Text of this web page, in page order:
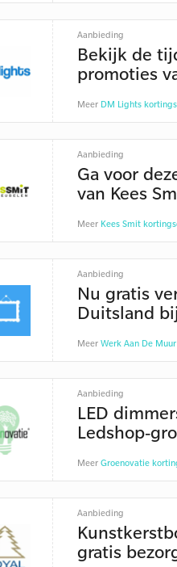
Aanbieding
Bekijk de
promoties
Meer DM Lights
Aanbieding
Ga voor
van Kees
Meer Kees Smit
Aanbieding
Nu gratis
Duitsland
Meer Werk Aan De
Aanbieding
LED
Ledshop-
Meer Groenovatie
Aanbieding
gratis